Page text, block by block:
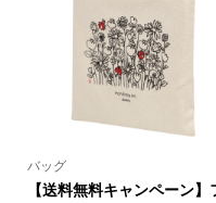
バッグ
【送料無料キャンペーン】